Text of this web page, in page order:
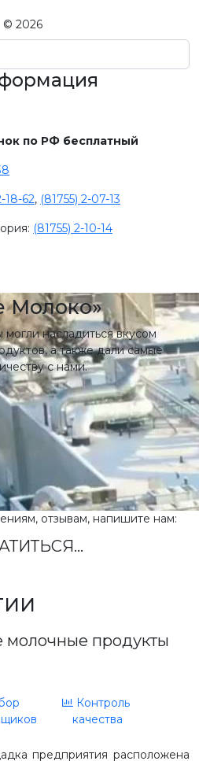
© 2026
по РФ бесплатный
18-62, (81755) 2-07-13
(81755) 2-10-14
Молоко»
насладиться вкусом
а также дали самые
с нами.
отзывам, напишите нам:
молочные продукты
Контроль
качества
предприятия расположена